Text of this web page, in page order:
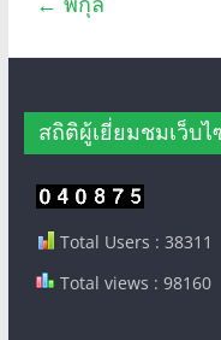
สถิติผู้เยี่ยมชมเว็บ
Total Users : 38311
Total views : 98160